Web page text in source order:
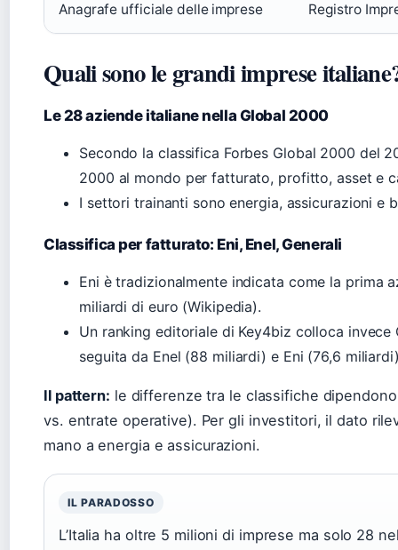
Anagrafe ufficiale delle imprese Registro
Quali sono le grandi imprese
Le 28 aziende italiane nella Global 2000
Secondo la classifica Forbes Global 2000 del
2000 al mondo per fatturato, profitto, asset e
I settori trainanti sono energia, assicurazioni e
Classifica per fatturato: Eni, Enel, Generali
Eni è tradizionalmente indicata come la prima
miliardi di euro (Wikipedia).
Un ranking editoriale di Key4biz colloca
seguita da Enel (88 miliardi) e Eni (76,6
Il pattern: le differenze tra le classifiche
vs. entrate operative). Per gli investitori, il dato
mano a energia e assicurazioni.
IL PARADOSSO
L’Italia ha oltre 5 milioni di imprese ma solo 28